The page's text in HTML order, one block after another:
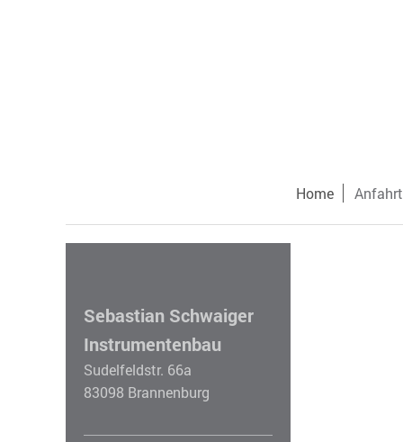
Home
Sebastian Schwaiger
Instrumentenbau
Sudelfeldstr. 66a
83098 Brannenburg